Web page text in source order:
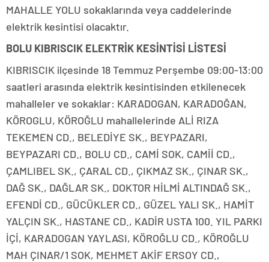
MAHALLE YOLU sokaklarında veya caddelerinde
elektrik kesintisi olacaktır.
BOLU KIBRISCIK ELEKTRİK KESİNTİSİ LİSTESİ
KIBRISCIK ilçesinde 18 Temmuz Perşembe 09:00-13:00
saatleri arasında elektrik kesintisinden etkilenecek
mahalleler ve sokaklar: KARADOGAN, KARADOĞAN,
KÖROGLU, KÖROĞLU mahallelerinde ALİ RIZA
TEKEMEN CD., BELEDİYE SK., BEYPAZARI,
BEYPAZARI CD., BOLU CD., CAMİ SOK, CAMİİ CD.,
ÇAMLIBEL SK., ÇARAL CD., ÇIKMAZ SK., ÇINAR SK.,
DAĞ SK., DAĞLAR SK., DOKTOR HİLMİ ALTINDAĞ SK.,
EFENDİ CD., GÜCÜKLER CD., GÜZEL YALI SK., HAMİT
YALÇIN SK., HASTANE CD., KADİR USTA 100. YIL PARKI
İÇİ, KARADOGAN YAYLASI, KÖROĞLU CD., KÖROĞLU
MAH ÇINAR/1 SOK, MEHMET AKİF ERSOY CD.,